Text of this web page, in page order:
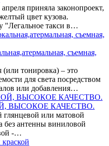
приняла законопроект,
цвет кузова.
"Легальное такси в…
съемная,
(или тонировка) – это
для света посредством
или добавления…
ВЫСОКОЕ КАЧЕСТВО.
или матовой
без антенны виниловой
-…